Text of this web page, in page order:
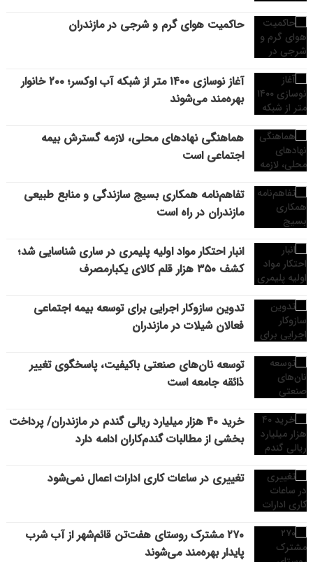
حاکمیت هوای گرم و شرجی در مازندران
آغاز نوسازی ۱۴۰۰ متر از شبکه آب اوکسر؛ ۲۰۰ خانوار
بهره‌مند می‌شوند
هماهنگی نهادهای محلی، لازمه گسترش بیمه
اجتماعی است
تفاهم‌نامه همکاری بسیج سازندگی و منابع طبیعی
مازندران در راه است
انبار احتکار مواد اولیه پلیمری در ساری شناسایی شد؛
کشف ۳۵۰ هزار قلم کالای یکبارمصرف
تدوین سازوکار اجرایی برای توسعه بیمه اجتماعی
فعالان شیلات در مازندران
توسعه نان‌های صنعتی باکیفیت، پاسخگوی تغییر
ذائقه جامعه است
خرید ۴۰ هزار میلیارد ریالی گندم در مازندران/ پرداخت
بخشی از مطالبات گندم‌کاران ادامه دارد
تغییری در ساعات کاری ادارات اعمال نمی‌شود
۲۷۰ مشترک روستای هفت‌تن قائم‌شهر از آب شرب
پایدار بهره‌مند می‌شوند